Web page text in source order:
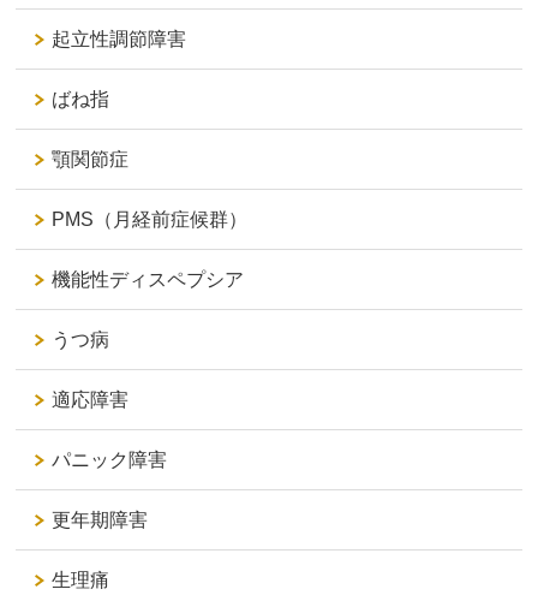
起立性調節障害
ばね指
顎関節症
PMS（月経前症候群）
機能性ディスペプシア
うつ病
適応障害
パニック障害
更年期障害
生理痛